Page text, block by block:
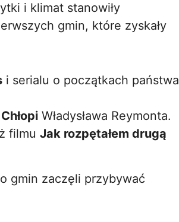
i klimat stanowiły
gmin, które zyskały
i serialu o początkach państwa
Chłopi Władysława Reymonta.
filmu Jak rozpętałem drugą
gmin zaczęli przybywać